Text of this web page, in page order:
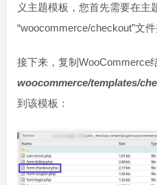
义主题模板，您首先需要在主
“woocommerce/checkout”文件
接下来，复制WooCommerce
woocommerce/templates/
到该模板：